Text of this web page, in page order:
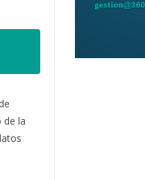
de la